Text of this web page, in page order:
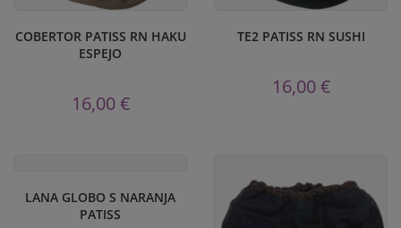
COBERTOR PATISS RN HAKU
ESPEJO
16,00 €
TE2 PATISS RN SUSHI
16,00 €
LANA GLOBO S NARANJA
PATISS